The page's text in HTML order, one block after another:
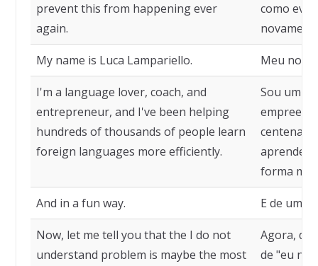
prevent this from happening ever
again.
como
My name is Luca Lampariello. Meu
I'm a language lover, coach, and
entrepreneur, and I've been helping
hundreds of thousands of people learn
foreign languages more efficiently.
Sou um
centenas
aprender
forma
And in a fun way. E de uma
Now, let me tell you that the I do not
understand problem is maybe the most
Agora,
de "eu